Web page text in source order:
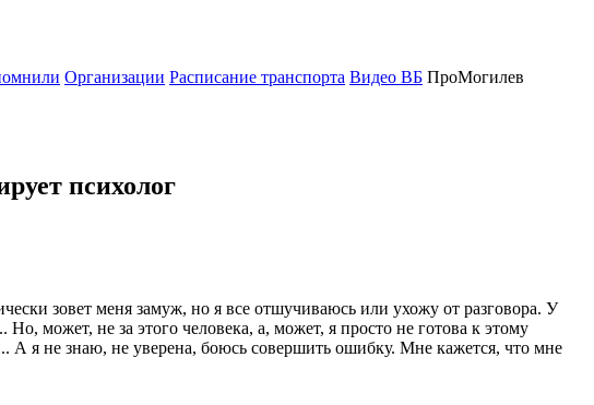
Организации Расписание транспорта Видео ВБ ПроМогилев
психолог
зовет меня замуж, но я все отшучиваюсь или ухожу от разговора. У
может, не за этого человека, а, может, я просто не готова к этому
А я не знаю, не уверена, боюсь совершить ошибку. Мне кажется, что мне